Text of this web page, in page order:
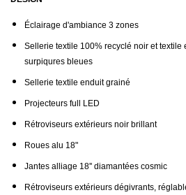
Éclairage d'ambiance 3 zones
Sellerie textile 100% recyclé noir et
surpiqures bleues
Sellerie textile enduit grainé
Projecteurs full LED
Rétroviseurs extérieurs noir brillant
Roues alu 18"
Jantes alliage 18'' diamantées cosmic
Rétroviseurs extérieurs dégivrants,